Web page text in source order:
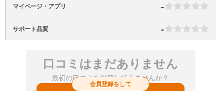
マイページ・アプリ -
サポート品質 -
口コミはまだありません
最初の口コミを投稿してみませんか？
会員登録をして